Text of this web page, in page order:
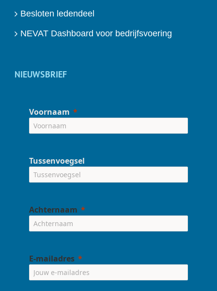
Besloten ledendeel
NEVAT Dashboard voor bedrijfsvoering
NIEUWSBRIEF
Voornaam
Tussenvoegsel
Achternaam
E-mailadres